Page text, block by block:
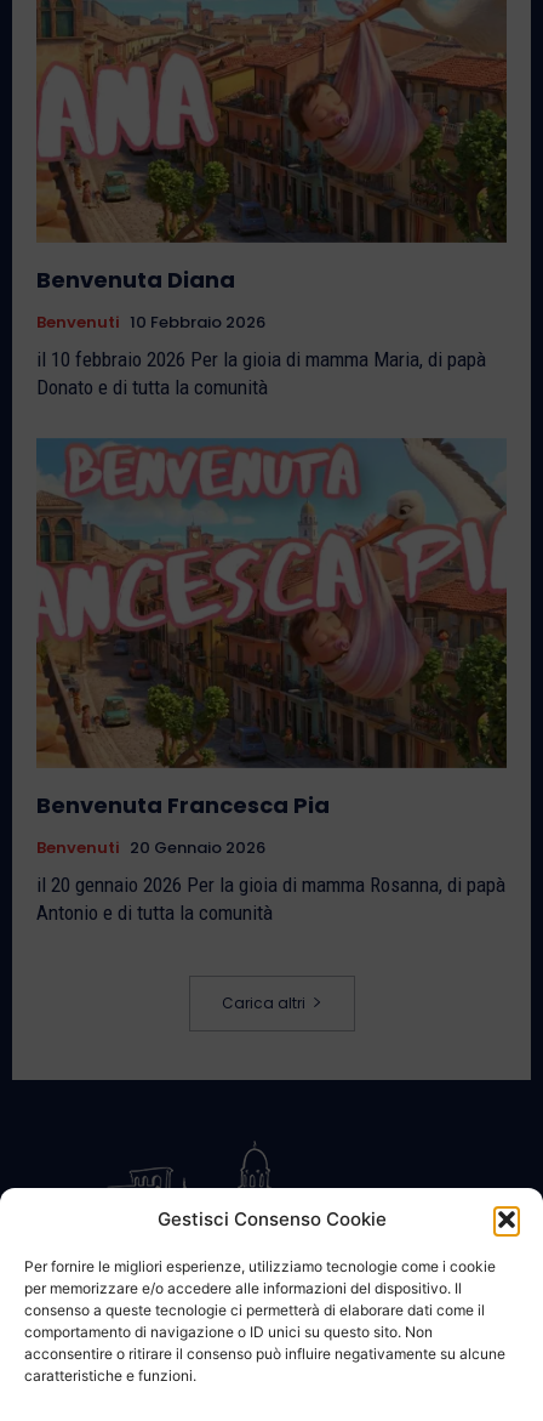
Gestisci Consenso Cookie
Per fornire le migliori esperienze, utilizziamo tecnologie come i cookie
per memorizzare e/o accedere alle informazioni del dispositivo. Il
consenso a queste tecnologie ci permetterà di elaborare dati come il
comportamento di navigazione o ID unici su questo sito. Non
acconsentire o ritirare il consenso può influire negativamente su alcune
caratteristiche e funzioni.
Benvenuta Diana
Benvenuti 10 Febbraio 2026
il 10 febbraio 2026 Per la gioia di mamma Maria, di papà
Donato e di tutta la comunità
Benvenuta Francesca Pia
Benvenuti 20 Gennaio 2026
il 20 gennaio 2026 Per la gioia di mamma Rosanna, di papà
Antonio e di tutta la comunità
Carica altri
CONTATTACI COOKIE POLICY PRIVACY